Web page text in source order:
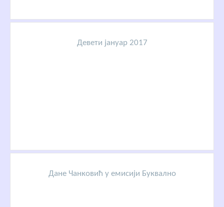
Девети јануар 2017
Дане Чанковић у емисији Буквално